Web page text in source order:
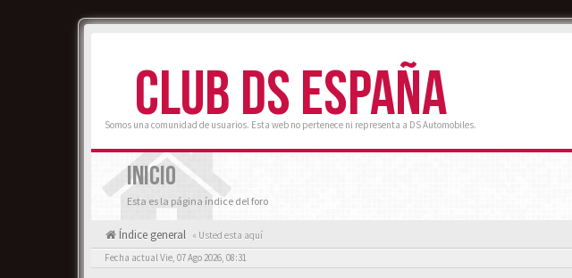
CLUB DS ESPAÑA
Somos una comunidad de usuarios. Esta web no pertenece ni representa a DS Automobiles.
INICIO
Esta es la página índice del foro
Índice general « Usted esta aquí
Fecha actual Vie, 07 Ago 2026, 08:31